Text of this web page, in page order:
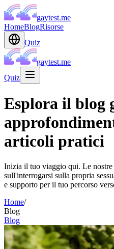
gaytest.me
HomeBlogRisorse
Quiz
gaytest.me
Quiz
Esplora il blog
articoli pratici
Inizia il tuo viaggio qui. Le
sull'interrogarsi sulla propria
e supporto per il tuo percorso
Home/
Blog
Blog